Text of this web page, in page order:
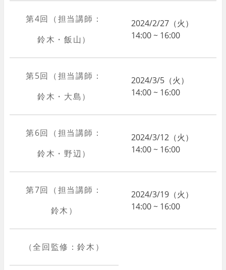
第4回（担当講師：
鈴木・飯山）
2024/2/27（火）
14:00 ~ 16:00
第5回（担当講師：
鈴木・大島）
2024/3/5（火）
14:00 ~ 16:00
第6回（担当講師：
鈴木・野辺）
2024/3/12（火）
14:00 ~ 16:00
第7回（担当講師：
鈴木）
2024/3/19（火）
14:00 ~ 16:00
（全回監修：鈴木）